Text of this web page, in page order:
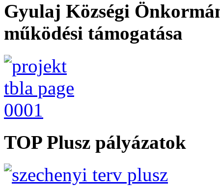
Gyulaj Községi
működési támogatása
TOP Plusz pályázatok